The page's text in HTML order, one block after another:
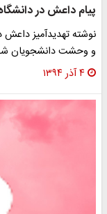
پیام داعش در
نوشته تهدیدآمیز داعش
و وحشت دانشجویان شد.
۴ آذر ۱۳۹۴